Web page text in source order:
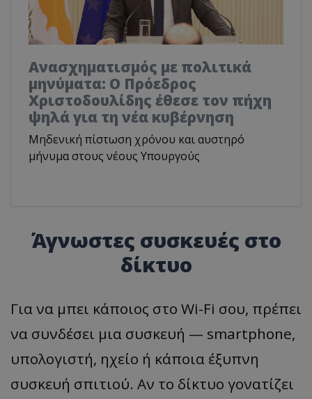
Ανασχηματισμός με πολιτικά
μηνύματα: Ο Πρόεδρος
Χριστοδουλίδης έθεσε τον πήχη
ψηλά για τη νέα κυβέρνηση
Μηδενική πίστωση χρόνου και αυστηρό
μήνυμα στους νέους Υπουργούς
Άγνωστες συσκευές στο
δίκτυο
Για να μπει κάποιος στο Wi-Fi σου, πρέπει
να συνδέσει μια συσκευή — smartphone,
υπολογιστή, ηχείο ή κάποια έξυπνη
συσκευή σπιτιού. Αν το δίκτυο γονατίζει